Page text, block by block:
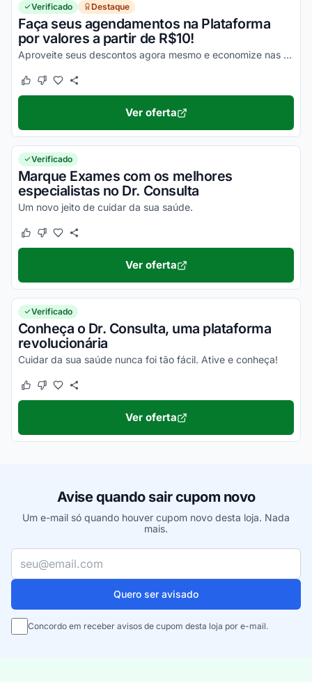
Verificado Destaque
Faça seus agendamentos na Plataforma
por valores a partir de R$10!
Aproveite seus descontos agora mesmo e economize nas suas compras da forma mais prática possível!
Este cupom funcionou
Este cupom não funcionou
Ver oferta
Verificado
Marque Exames com os melhores
especialistas no Dr. Consulta
Um novo jeito de cuidar da sua saúde.
Este cupom funcionou
Este cupom não funcionou
Ver oferta
Verificado
Conheça o Dr. Consulta, uma plataforma
revolucionária
Cuidar da sua saúde nunca foi tão fácil. Ative e conheça!
Este cupom funcionou
Este cupom não funcionou
Ver oferta
Avise quando sair cupom novo
Um e-mail só quando houver cupom novo desta loja. Nada
mais.
Quero ser avisado
Concordo em receber avisos de cupom desta loja por e-mail.